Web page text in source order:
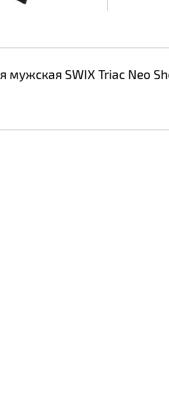
мужская SWIX Triac Neo